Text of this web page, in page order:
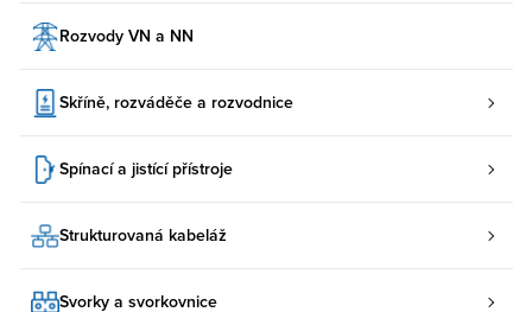
Rozvody VN a NN
Skříně, rozváděče a rozvodnice
Spínací a jistící přístroje
Strukturovaná kabeláž
Svorky a svorkovnice